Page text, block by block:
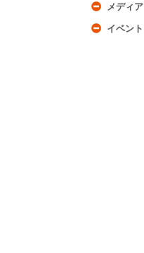
メディア
イベント